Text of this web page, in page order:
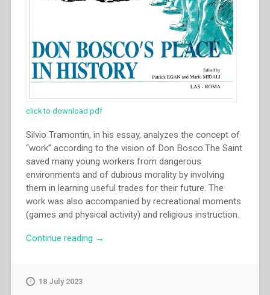
click to download pdf
Silvio Tramontin, in his essay, analyzes the concept of
“work” according to the vision of Don Bosco.The Saint
saved many young workers from dangerous
environments and of dubious morality by involving
them in learning useful trades for their future. The
work was also accompanied by recreational moments
(games and physical activity) and religious instruction.
Continue reading “Silvio
→
18 July 2023